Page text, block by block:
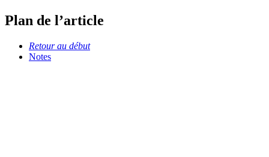
Plan de l’article
Retour au début
Notes